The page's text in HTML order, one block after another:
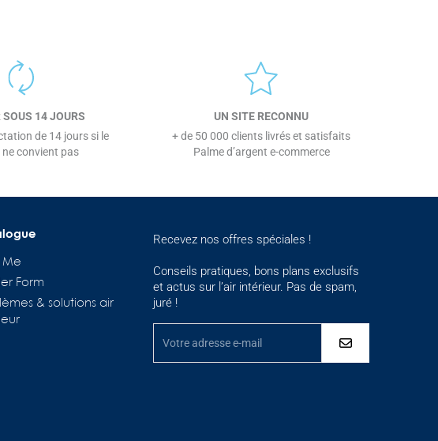
SOUS 14 JOURS
de 14 jours si le
convient pas
UN SITE RECONNU
+ de 50 000 clients livrés et satisfaits
Palme d’argent e-commerce
Me
Form
& solutions air
Recevez nos offres spéciales !
Conseils pratiques, bons plans exclusifs
et actus sur l’air intérieur. Pas de spam,
juré !